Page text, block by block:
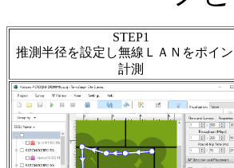
STEP1
推測半径を設定し無線ＬＡＮをポイン
計測